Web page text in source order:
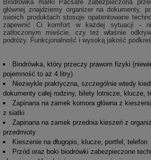
Biodrówka marki Pacsafe zabezpieczona
głównej znajdziemy organizer na dokumenty,
swoich produktach stosuje opatentowane
zapewnić Ci komfort w każdej sytuacji -
zatłoczonym mieście, czy też właśnie
podróży. Funkcjonalność i wysoką jakość
Biodrówka, który przeczy prawom fizyki
pojemność to aż 4 litry)
Niezwykle praktyczna, szczególnie wtedy
dokumenty całej rodziny, bilety lotnicze, klucze,
Zapinana na zamek komora główna z
z siatki
Zapinana na zamek przednia kieszeń z
przedmioty
Kieszenie na długopis, klucze, portfel, telefon
Przód oraz boki biodrówki zabezpieczone